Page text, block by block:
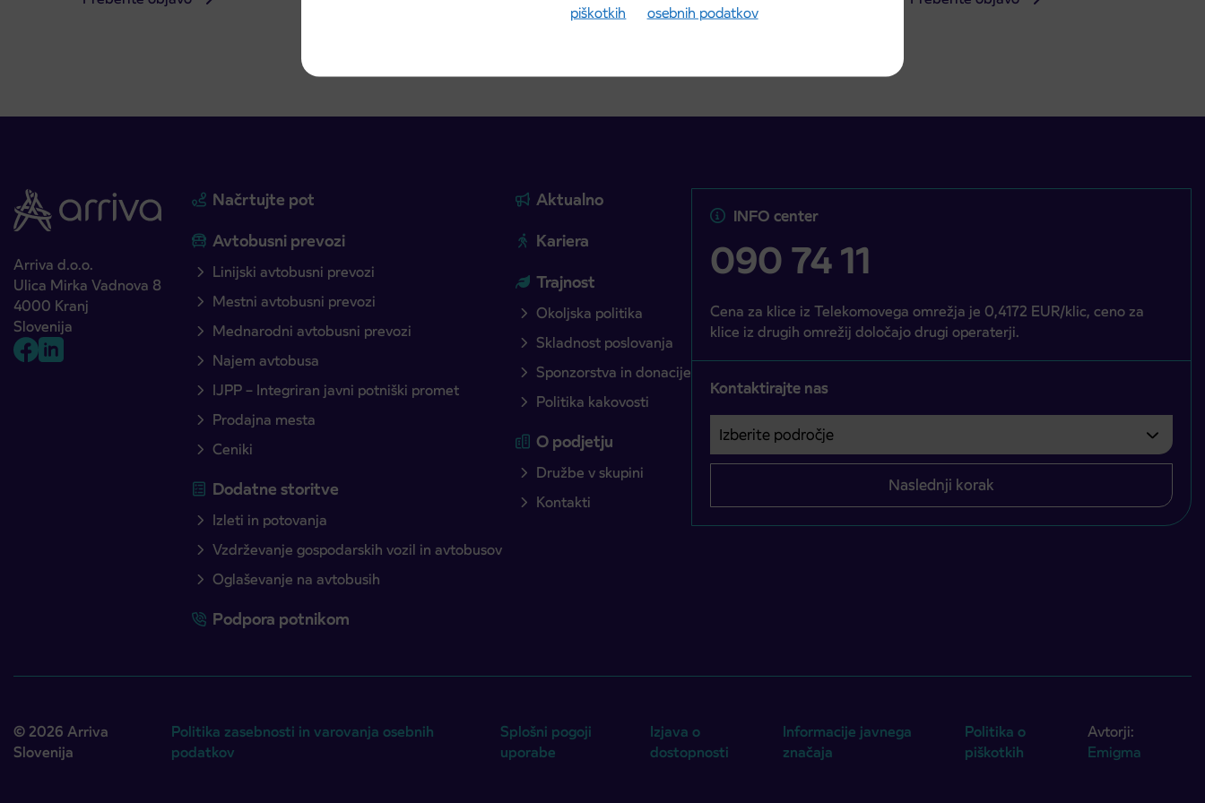
piškotkih
osebnih podatkov
Arriva d.o.o.
Ulica Mirka Vadnova 8
4000 Kranj
Slovenija
Načrtujte pot
Avtobusni prevozi
Linijski avtobusni prevozi
Mestni avtobusni prevozi
Mednarodni avtobusni prevozi
Najem avtobusa
IJPP – Integriran javni potniški promet
Prodajna mesta
Ceniki
Dodatne storitve
Izleti in potovanja
Vzdrževanje gospodarskih vozil in avtobusov
Oglaševanje na avtobusih
Podpora potnikom
Aktualno
Kariera
Trajnost
Okoljska politika
Skladnost poslovanja
Sponzorstva in donacije
Politika kakovosti
O podjetju
Družbe v skupini
Kontakti
INFO center
090 74 11
Cena za klice iz Telekomovega omrežja je 0,4172 EUR/klic, ceno za
klice iz drugih omrežij določajo drugi operaterji.
Kontaktirajte nas
Izberite področje
Področje je obvezno izbrati.
Naslednji korak
© 2026 Arriva
Slovenija
Politika zasebnosti in varovanja osebnih
podatkov
Splošni pogoji
uporabe
Izjava o
dostopnosti
Informacije javnega
značaja
Politika o
piškotkih
Avtorji:
Emigma